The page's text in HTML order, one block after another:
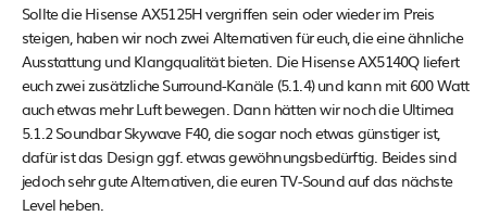
Sollte die Hisense AX5125H vergriffen sein oder wieder im Preis
steigen, haben wir noch zwei Alternativen für euch, die eine ähnliche
Ausstattung und Klangqualität bieten. Die Hisense AX5140Q liefert
euch zwei zusätzliche Surround-Kanäle (5.1.4) und kann mit 600 Watt
auch etwas mehr Luft bewegen. Dann hätten wir noch die Ultimea
5.1.2 Soundbar Skywave F40, die sogar noch etwas günstiger ist,
dafür ist das Design ggf. etwas gewöhnungsbedürftig. Beides sind
jedoch sehr gute Alternativen, die euren TV-Sound auf das nächste
Level heben.